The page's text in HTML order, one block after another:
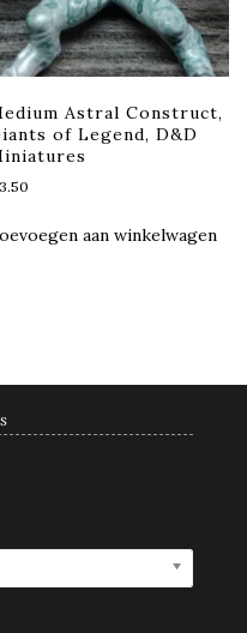
Astral Construct,
of Legend, D&D
3.50
aan winkelwagen